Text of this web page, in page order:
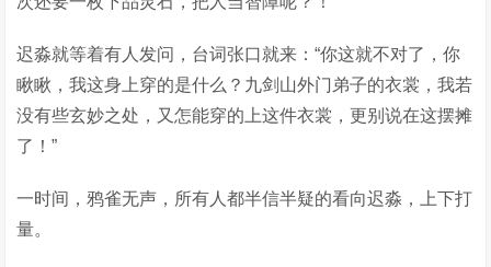
迟淼就等着有人发问，台词张口就来：“你这就不对了，你
瞅瞅，我这身上穿的是什么？九剑山外门弟子的衣裳，我若
没有些玄妙之处，又怎能穿的上这件衣裳，更别说在这摆摊
了！”
一时间，鸦雀无声，所有人都半信半疑的看向迟淼，上下打
量。